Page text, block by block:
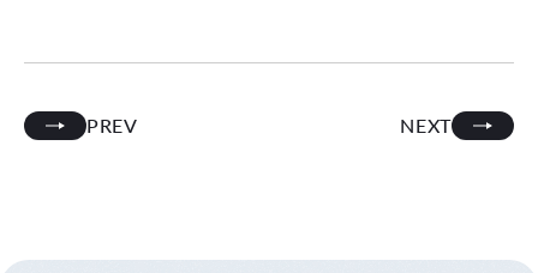
PREV NEXT